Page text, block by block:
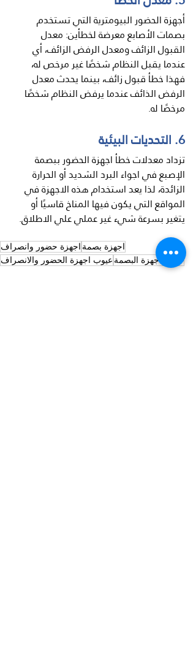
أجهزة الحضور البيومترية التي تستخدم
بصمات الأصابع معرضة لخطأين: معدل
القبول الزائف ومعدل الرفض الزائف، أي
عندما يقبل النظام شخصًا غير مرخص له،
فهذا خطأ قبول زائف، بينما يحدث معدل
الرفض الذائف عندما يرفض النظام شخصًا
مرخصًا له.
6. التحديات البيئية
تزداد معدلات خطأ اجهزة الحضور ببصمة
الإصبع في اجواء البرد الشديد أو الحرارة
الزائدة، لذا يعد استخدام هذه الاجهزة في
المواقع التي يكون فيها المناخ قاسيًا أو
يتغير بسرعة شيء غير عملي علي الاطلاق.
اجهزة بصمة اجهزة حضور وانصراف
عيوب اجهزة البصمة عيوب اجهزة الحضور والانصراف